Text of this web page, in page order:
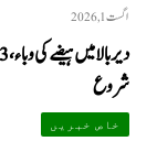
اگست 1, 2026
شروع
خاص خبریں